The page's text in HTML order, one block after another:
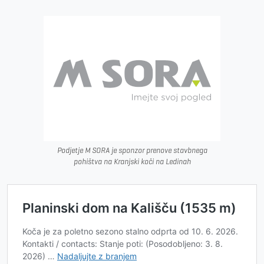
Podjetje M SORA je sponzor prenove stavbnega
pohištva na Kranjski koči na Ledinah